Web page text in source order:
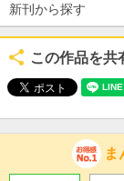
新刊から探す
この作品を共
ま